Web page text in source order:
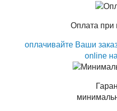
Оплата при
оплачивайте Ваши
online